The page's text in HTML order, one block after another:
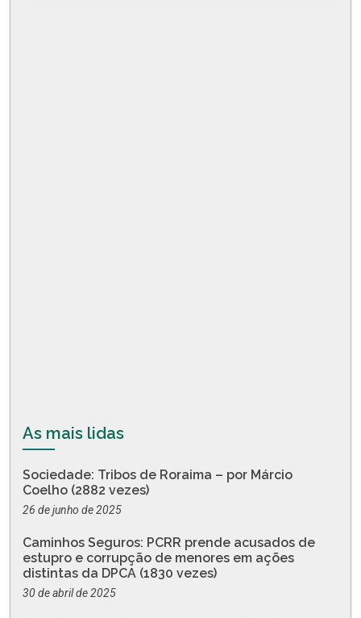
As mais lidas
Sociedade: Tribos de Roraima – por Márcio
Coelho (2882 vezes)
26 de junho de 2025
Caminhos Seguros: PCRR prende acusados de
estupro e corrupção de menores em ações
distintas da DPCA (1830 vezes)
30 de abril de 2025